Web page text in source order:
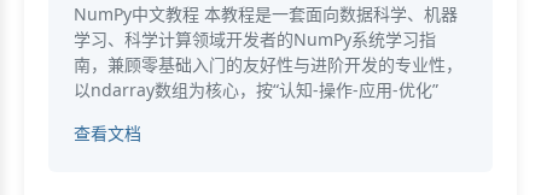
NumPy中文教程 本教程是一套面向数据科学、机器
学习、科学计算领域开发者的NumPy系统学习指
南，兼顾零基础入门的友好性与进阶开发的专业性，
以ndarray数组为核心，按“认知-操作-应用-优化”
查看文档